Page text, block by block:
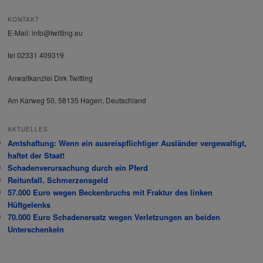
KONTAKT
E-Mail: info@twitting.eu
tel 02331 409319
Anwaltkanzlei Dirk Twitting
Am Karweg 50, 58135 Hagen, Deutschland
AKTUELLES
Amtshaftung: Wenn ein ausreispflichtiger Ausländer vergewaltigt,
haftet der Staat!
Schadenverursachung durch ein Pferd
Reitunfall. Schmerzensgeld
57.000 Euro wegen Beckenbruchs mit Fraktur des linken
Hüftgelenks
70.000 Euro Schadenersatz wegen Verletzungen an beiden
Unterschenkeln